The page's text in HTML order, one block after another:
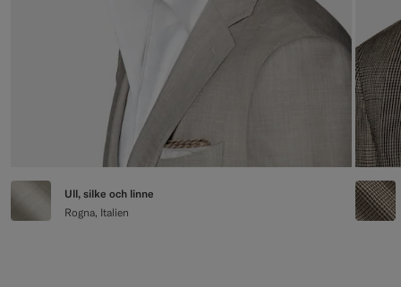
Ull, silke och linne
Rogna, Italien